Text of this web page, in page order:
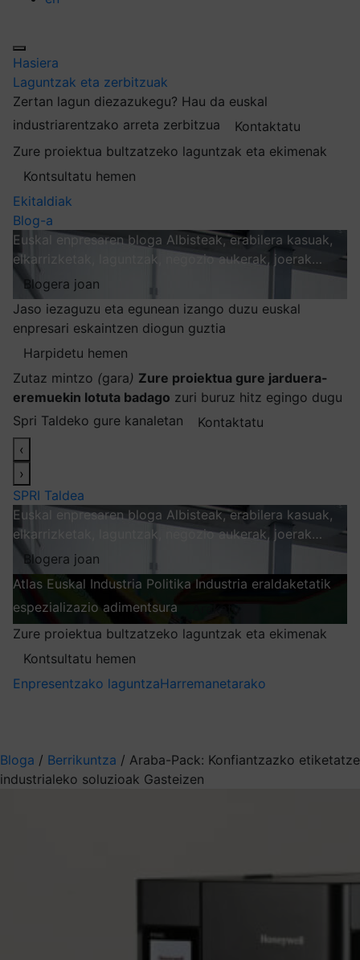
Hasiera
Laguntzak eta zerbitzuak
Zertan lagun diezazukegu? Hau da euskal
industriarentzako arreta zerbitzua
Kontaktatu
Zure proiektua bultzatzeko laguntzak eta ekimenak
Kontsultatu hemen
Ekitaldiak
Blog-a
Euskal enpresaren bloga Albisteak, erabilera kasuak,
elkarrizketak, laguntzak, negozio aukerak, joerak…
Blogera joan
Jaso iezaguzu eta egunean izango duzu euskal
enpresari eskaintzen diogun guztia
Harpidetu hemen
Zutaz mintzo (gara) Zure proiektua gure jarduera-
eremuekin lotuta badago zuri buruz hitz egingo dugu
Spri Taldeko gure kanaletan
Kontaktatu
‹
›
SPRI Taldea
Euskal enpresaren bloga Albisteak, erabilera kasuak,
elkarrizketak, laguntzak, negozio aukerak, joerak…
Blogera joan
Atlas Euskal Industria Politika Industria eraldaketatik
espezializazio adimentsura
Zure proiektua bultzatzeko laguntzak eta ekimenak
Kontsultatu hemen
Enpresentzako laguntzaHarremanetarako
Bloga / Berrikuntza / Araba-Pack: Konfiantzazko etiketatze
industrialeko soluzioak Gasteizen